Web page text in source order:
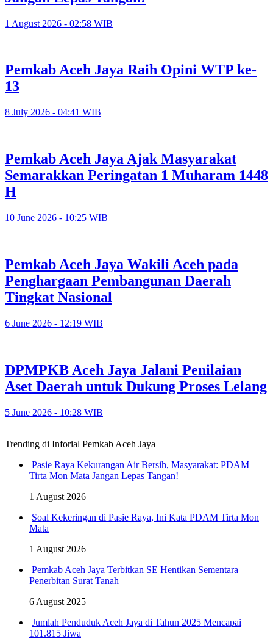
1 August 2026 - 02:58 WIB
Pemkab Aceh Jaya Raih Opini WTP ke-
13
8 July 2026 - 04:41 WIB
Pemkab Aceh Jaya Ajak Masyarakat
Semarakkan Peringatan 1 Muharam 1448
H
10 June 2026 - 10:25 WIB
Pemkab Aceh Jaya Wakili Aceh pada
Penghargaan Pembangunan Daerah
Tingkat Nasional
6 June 2026 - 12:19 WIB
DPMPKB Aceh Jaya Jalani Penilaian
Aset Daerah untuk Dukung Proses Lelang
5 June 2026 - 10:28 WIB
Trending di Inforial Pemkab Aceh Jaya
Pasie Raya Kekurangan Air Bersih, Masyarakat: PDAM
Tirta Mon Mata Jangan Lepas Tangan!
1 August 2026
Soal Kekeringan di Pasie Raya, Ini Kata PDAM Tirta Mon
Mata
1 August 2026
Pemkab Aceh Jaya Terbitkan SE Hentikan Sementara
Penerbitan Surat Tanah
6 August 2025
Jumlah Penduduk Aceh Jaya di Tahun 2025 Mencapai
101.815 Jiwa